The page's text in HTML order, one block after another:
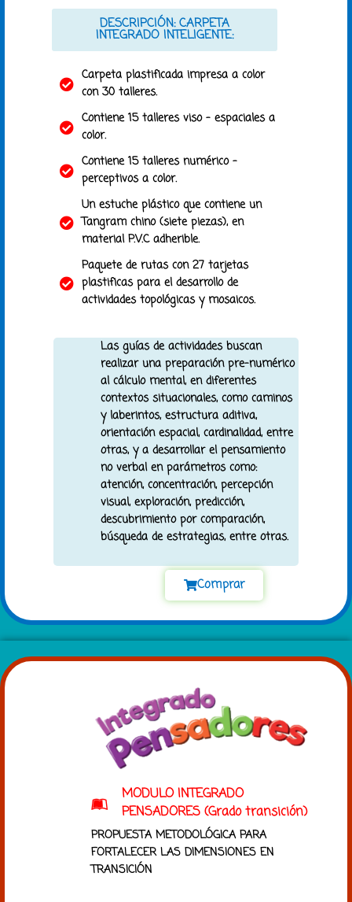
DESCRIPCIÓN: CARPETA
INTEGRADO INTELIGENTE:
Carpeta plastificada impresa a color
con 30 talleres.
Contiene 15 talleres viso – espaciales a
color.
Contiene 15 talleres numérico –
perceptivos a color.
Un estuche plástico que contiene un
Tangram chino (siete piezas), en
material P.V.C adherible.
Paquete de rutas con 27 tarjetas
plastificas para el desarrollo de
actividades topológicas y mosaicos.
Las guías de actividades buscan
realizar una preparación pre-numérico
al cálculo mental, en diferentes
contextos situacionales, como caminos
y laberintos, estructura aditiva,
orientación espacial, cardinalidad, entre
otras, y a desarrollar el pensamiento
no verbal en parámetros como:
atención, concentración, percepción
visual, exploración, predicción,
descubrimiento por comparación,
búsqueda de estrategias, entre otras.
Comprar
MODULO INTEGRADO
PENSADORES (Grado transición)
PROPUESTA METODOLÓGICA PARA
FORTALECER LAS DIMENSIONES EN
TRANSICIÓN